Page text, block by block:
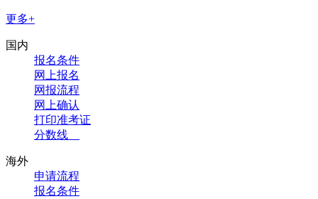
更多+
国内
报名条件
网上报名
网报流程
网上确认
打印准考证
分数线
海外
申请流程
报名条件